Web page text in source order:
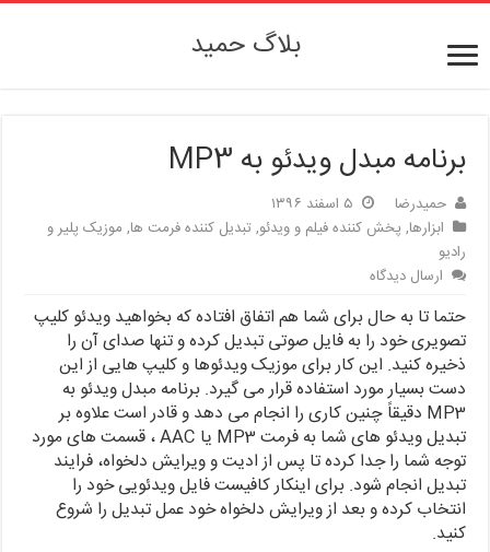
بلاگ حمید
برنامه مبدل ویدئو به MP3
حمیدرضا
۵ اسفند ۱۳۹۶
ابزارها, پخش کننده فیلم و ویدئو,تبدیل کننده فرمت ها, موزیک پلیر و
رادیو
ارسال دیدگاه
حتما تا به حال برای شما هم اتفاق افتاده که بخواهید ویدئو کلیپ
تصویری خود را به فایل صوتی تبدیل کرده و تنها صدای آن را
ذخیره کنید. این کار برای موزیک ویدئوها و کلیپ هایی از این
دست بسیار مورد استفاده قرار می گیرد. برنامه مبدل ویدئو به
MP3 دقیقاً چنین کاری را انجام می دهد و قادر است علاوه بر
تبدیل ویدئو های شما به فرمت MP3 یا AAC ، قسمت های مورد
توجه شما را جدا کرده تا پس از ادیت و ویرایش دلخواه، فرایند
تبدیل انجام شود. برای اینکار کافیست فایل ویدئویی خود را
انتخاب کرده و بعد از ویرایش دلخواه خود عمل تبدیل را شروع
کنید.